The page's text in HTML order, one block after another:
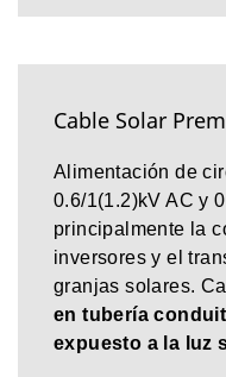
Cable Solar
Alimentación de
0.6/1(1.2)kV AC y
principalmente la
inversores y el
granjas solares.
en tubería
expuesto a la luz